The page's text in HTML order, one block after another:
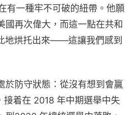
有一種牢不可破的紐帶。他願
國再次偉大，而這一點在共和
地烘托出來——這讓我們感到
於防守狀態：從沒有想到會贏
着在 2018 年中期選舉中失